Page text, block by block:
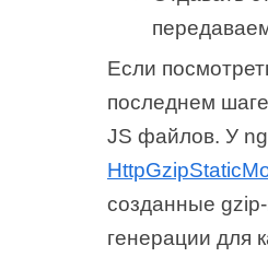
Если
последнем
JS файлов. У
созданные
генерации для